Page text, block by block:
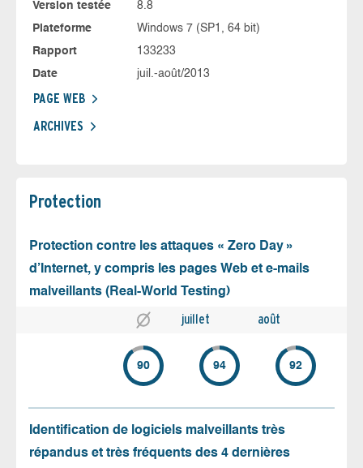
Version testée
8.8
Plateforme
Windows 7 (SP1, 64 bit)
Rapport
133233
Date
juil.-août/2013
PAGE WEB
ARCHIVES
Protection
Protection contre les attaques « Zero Day »
d’Internet, y compris les pages Web et e-mails
malveillants (Real-World Testing)
juillet août
90 94 92
Identification de logiciels malveillants très
répandus et très fréquents des 4 dernières